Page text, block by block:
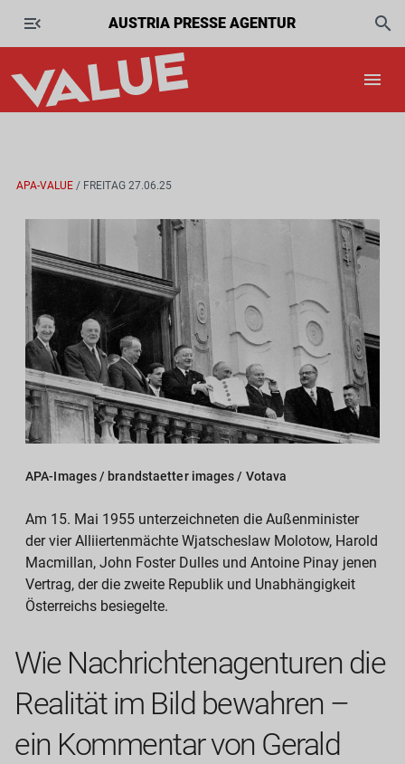
AUSTRIA PRESSE AGENTUR
APA-VALUE / FREITAG 27.06.25
APA-Images / brandstaetter images / Votava
Am 15. Mai 1955 unterzeichneten die Außenminister
der vier Alliiertenmächte Wjatscheslaw Molotow, Harold
Macmillan, John Foster Dulles und Antoine Pinay jenen
Vertrag, der die zweite Republik und Unabhängigkeit
Österreichs besiegelte.
Wie Nachrichtenagenturen die
Realität im Bild bewahren –
ein Kommentar von Gerald